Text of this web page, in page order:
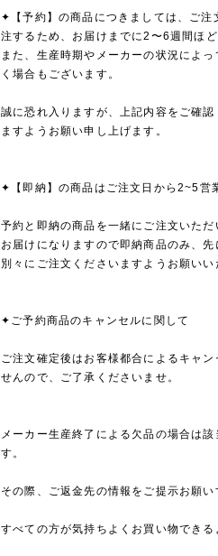
✦【予約】の商品につきましては、ご注
注するため、お届けまでに2〜6週間ほ
また、生産時期やメーカーの状況によ
く場合もございます。
誠に恐れ入りますが、上記内容をご確
ますようお願い申し上げます。
✦【即納】の商品はご注文日から2~5営
予約と即納の商品を一緒にご注文いた
お届けになりますので即納商品のみ、先
別々にご注文くださいますようお願いい
✦ご予約商品のキャンセルに関して
ご注文確定後はお客様都合によるキャ
せんので、ご了承くださいませ。
メーカー生産終了による欠品の場合は
す。
その際、ご返金先の情報をご提示お願い
すべての方が気持ちよくお買い物できる